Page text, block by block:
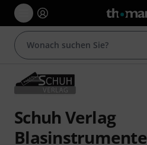
Schuh Verlag
Blasinstrumente